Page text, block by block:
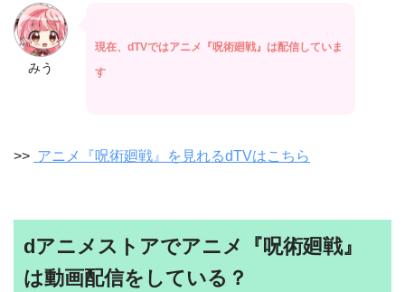
みう
現在、dTVではアニメ『呪術廻戦』は配信していま
す
>> アニメ『呪術廻戦』を見れるdTVはこちら
dアニメストアでアニメ『呪術廻戦』
は動画配信をしている？